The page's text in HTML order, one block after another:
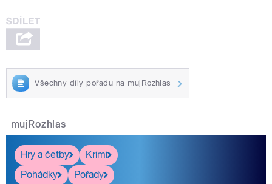
Všechny díly pořadu na mujRozhlas
mujRozhlas
Hry a četby
Krimi
Pohádky
Pořady